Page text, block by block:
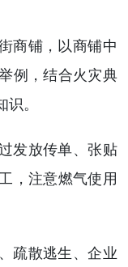
商铺，以商铺中
例，结合火灾典
。
发放传单、张贴
，注意燃气使用
疏散逃生、企业